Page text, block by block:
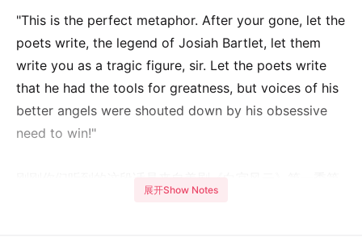
"This is the perfect metaphor. After your gone, let the
poets write, the legend of Josiah Bartlet, let them
write you as a tragic figure, sir. Let the poets write
that he had the tools for greatness, but voices of his
better angels were shouted down by his obsessive
need to win!"
展开Show Notes